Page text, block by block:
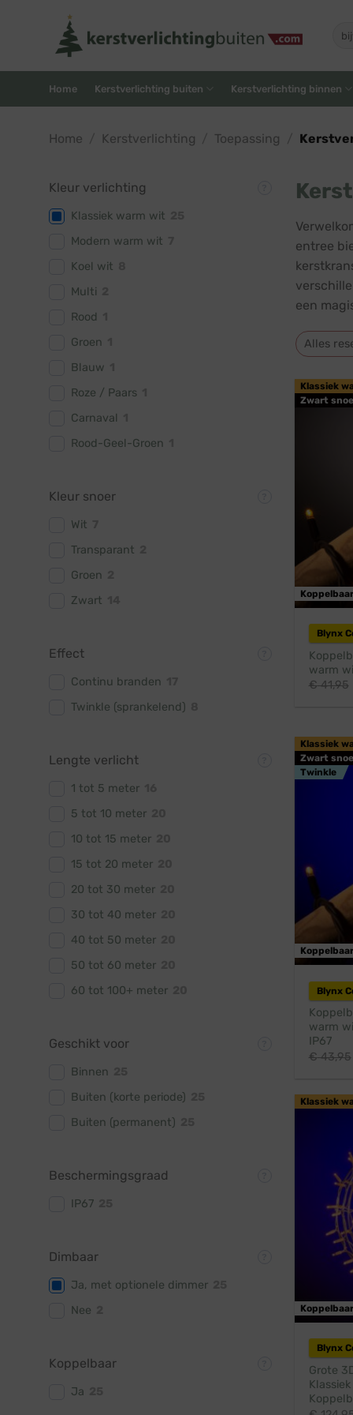
naar:
Home Kerstverlichting buiten Kerstverlichting binnen
Home Kerstverlichting Toepassing
Kleur verlichting
Klassiek warm wit
Modern warm wit
Koel wit
Multi
Rood
Groen
Blauw
Roze / Paars
Carnaval
Rood-Geel-Groen
Kleur snoer
Wit
Transparant
Groen
Zwart
Effect
Continu branden
Twinkle (sprankelend)
Lengte verlicht
1 tot 5 meter
5 tot 10 meter
10 tot 15 meter
15 tot 20 meter
20 tot 30 meter
30 tot 40 meter
40 tot 50 meter
50 tot 60 meter
60 tot 100+ meter
Geschikt voor
Binnen
Buiten (korte periode)
Buiten (permanent)
Beschermingsgraad
IP67
Dimbaar
Ja, met optionele dimmer
Nee
Koppelbaar
Ja
entree
een
Alles
Klassiek
Zwart
Koppelbaar
Blynx
warm
€41,95
Klassiek
Zwart
Twinkle
Koppelbaar
Blynx
warm
IP67
€43,95
Klassiek
Koppelbaar
Blynx
Grote